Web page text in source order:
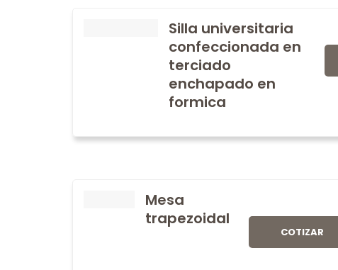
Silla universitaria
confeccionada en
terciado
enchapado en
formica
Mesa
trapezoidal
COTIZAR